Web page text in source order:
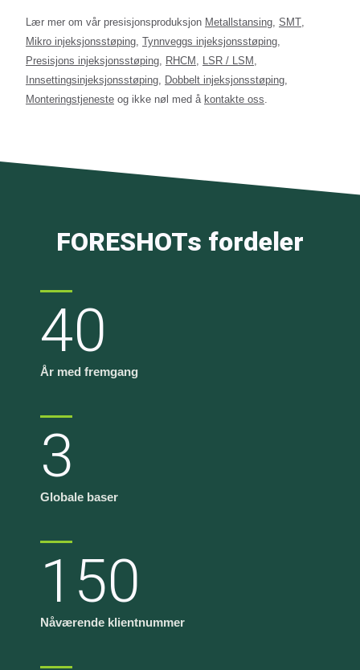
Lær mer om vår presisjonsproduksjon Metallstansing, SMT,
Mikro injeksjonsstøping, Tynnveggs injeksjonsstøping,
Presisjons injeksjonsstøping, RHCM , LSR / LSM ,
Innsettingsinjeksjonsstøping, Dobbelt injeksjonsstøping,
Monteringstjeneste og ikke nøl med å kontakte oss.
FORESHOTs fordeler
40
År med fremgang
3
Globale baser
150
Nåværende klientnummer